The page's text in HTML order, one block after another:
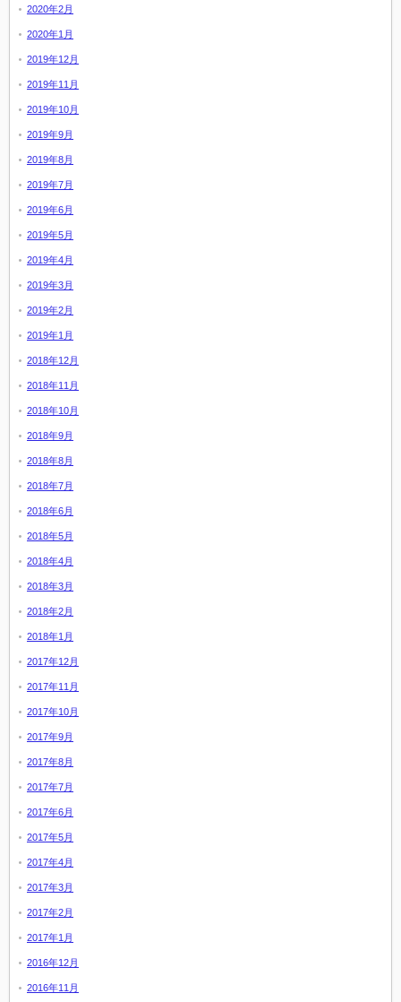
2020年2月
2020年1月
2019年12月
2019年11月
2019年10月
2019年9月
2019年8月
2019年7月
2019年6月
2019年5月
2019年4月
2019年3月
2019年2月
2019年1月
2018年12月
2018年11月
2018年10月
2018年9月
2018年8月
2018年7月
2018年6月
2018年5月
2018年4月
2018年3月
2018年2月
2018年1月
2017年12月
2017年11月
2017年10月
2017年9月
2017年8月
2017年7月
2017年6月
2017年5月
2017年4月
2017年3月
2017年2月
2017年1月
2016年12月
2016年11月